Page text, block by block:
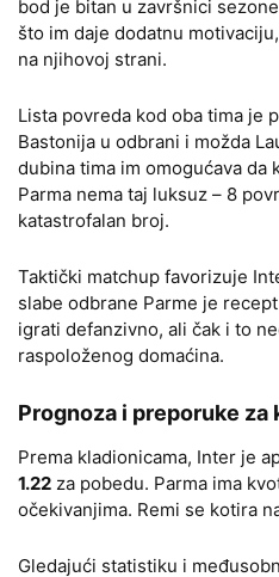
bod je bitan u završnici
što im daje dodatnu
na njihovoj strani.
Lista povreda kod oba tima je
Bastonija u odbrani i možda
dubina tima im omogućava da
Parma nema taj luksuz – 8
katastrofalan broj.
Taktički matchup favorizuje
slabe odbrane Parme je
igrati defanzivno, ali čak i to
raspoloženog domaćina.
Prognoza i preporuke za
Prema kladionicama, Inter je
1.22 za pobedu. Parma ima
očekivanjima. Remi se kotira
Gledajući statistiku i